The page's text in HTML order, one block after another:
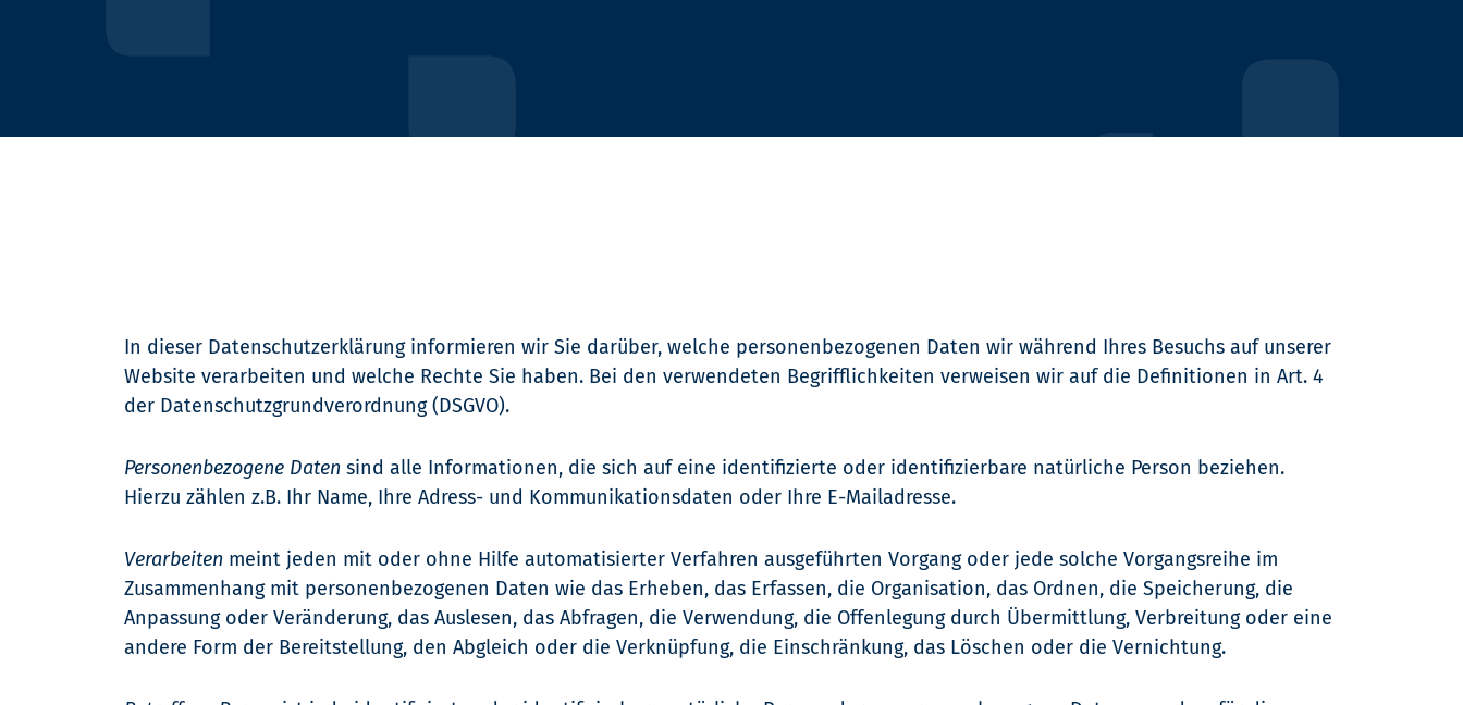
In dieser Datenschutzerklärung informieren wir Sie darüber, welche personenbezogenen Daten wir während Ihres Besuchs auf unserer
Website verarbeiten und welche Rechte Sie haben. Bei den verwendeten Begrifflichkeiten verweisen wir auf die Definitionen in Art. 4
der Datenschutzgrundverordnung (DSGVO).
Personenbezogene Daten sind alle Informationen, die sich auf eine identifizierte oder identifizierbare natürliche Person beziehen.
Hierzu zählen z.B. Ihr Name, Ihre Adress- und Kommunikationsdaten oder Ihre E-Mailadresse.
Verarbeiten meint jeden mit oder ohne Hilfe automatisierter Verfahren ausgeführten Vorgang oder jede solche Vorgangsreihe im
Zusammenhang mit personenbezogenen Daten wie das Erheben, das Erfassen, die Organisation, das Ordnen, die Speicherung, die
Anpassung oder Veränderung, das Auslesen, das Abfragen, die Verwendung, die Offenlegung durch Übermittlung, Verbreitung oder eine
andere Form der Bereitstellung, den Abgleich oder die Verknüpfung, die Einschränkung, das Löschen oder die Vernichtung.